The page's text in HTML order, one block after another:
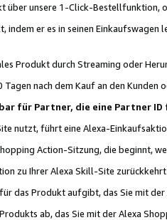
über unsere 1-Click-Bestellfunktion,
er es in seinen Einkaufswagen
Produkt durch Streaming oder
nach dem Kauf an den
für Partner, die eine Partner
nutzt, führt eine Alexa-
Action-Sitzung, die beginnt,
zu Ihrer Alexa Skill-Site
das Produkt aufgibt, das Sie mit der
ab, das Sie mit der Alexa